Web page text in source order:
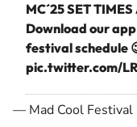
MC´25 SET
Download our
festival schedule
pic.twitter.com/
— Mad Cool